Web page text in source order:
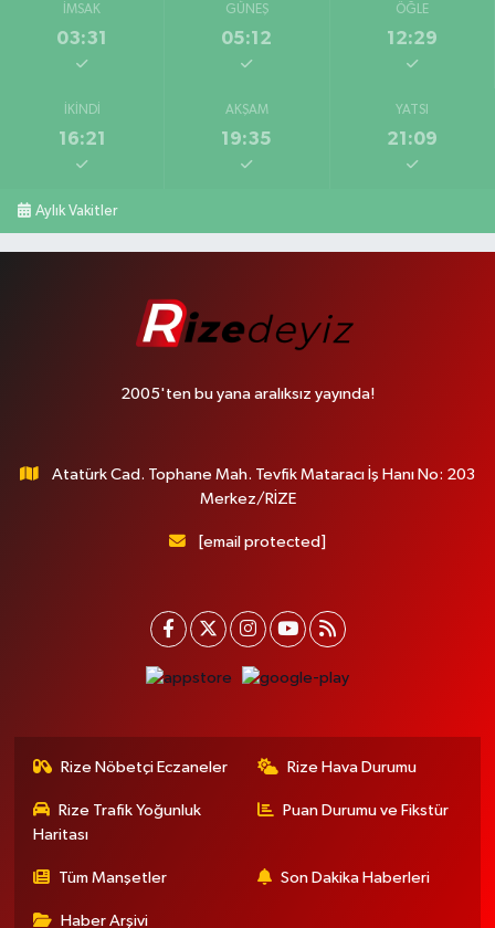
İMSAK
03:31
GÜNEŞ
05:12
ÖĞLE
12:29
İKINDI
16:21
AKŞAM
19:35
YATSI
21:09
Aylık Vakitler
2005'ten bu yana aralıksız yayında!
Atatürk Cad. Tophane Mah. Tevfik Mataracı İş Hanı No: 203
Merkez/RİZE
[email protected]
Rize Nöbetçi Eczaneler Rize Hava Durumu
Rize Trafik Yoğunluk
Haritası
Puan Durumu ve Fikstür
Tüm Manşetler Son Dakika Haberleri
Haber Arşivi